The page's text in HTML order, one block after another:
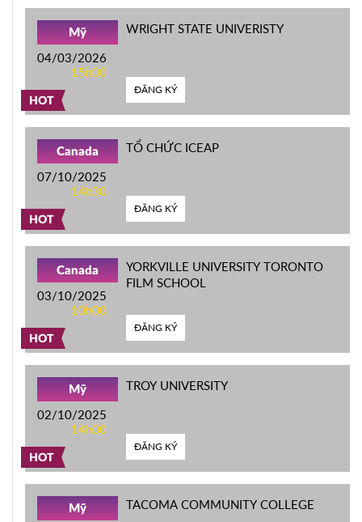
HOT
Mỹ
04/03/2026
15h00
WRIGHT STATE UNIVERISTY
ĐĂNG KÝ
HOT
Canada
07/10/2025
14h30
TỔ CHỨC ICEAP
ĐĂNG KÝ
HOT
Canada
03/10/2025
10h00
YORKVILLE UNIVERSITY TORONTO
FILM SCHOOL
ĐĂNG KÝ
HOT
Mỹ
02/10/2025
14h00
TROY UNIVERSITY
ĐĂNG KÝ
Mỹ TACOMA COMMUNITY COLLEGE